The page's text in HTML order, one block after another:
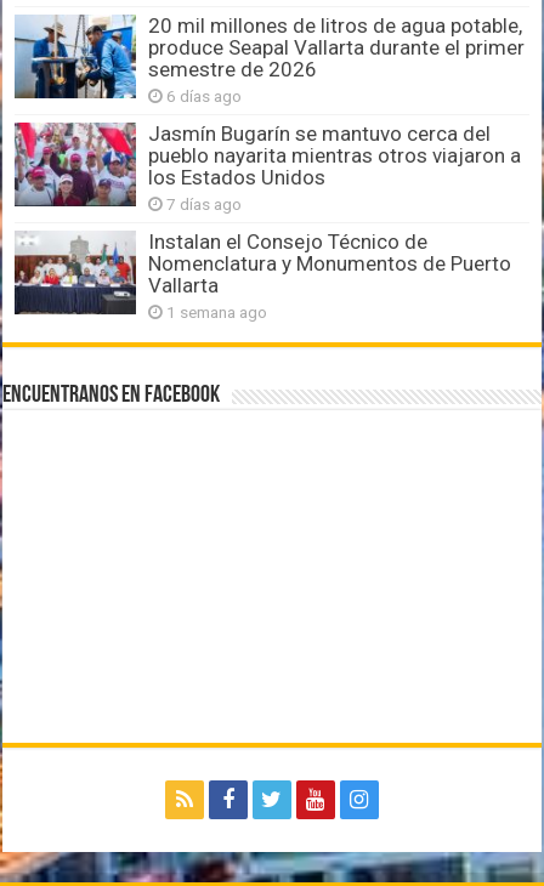
20 mil millones de litros de agua potable,
produce Seapal Vallarta durante el primer
semestre de 2026
6 días ago
Jasmín Bugarín se mantuvo cerca del
pueblo nayarita mientras otros viajaron a
los Estados Unidos
7 días ago
Instalan el Consejo Técnico de
Nomenclatura y Monumentos de Puerto
Vallarta
1 semana ago
Encuentranos en Facebook